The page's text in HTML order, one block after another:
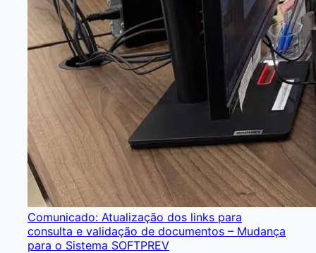
Comunicado: Atualização dos links para
consulta e validação de documentos – Mudança
para o Sistema SOFTPREV